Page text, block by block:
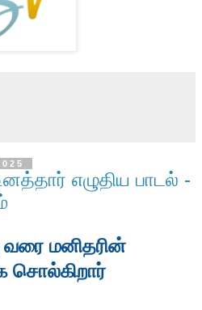
எழுதிய பாடல் -
வரை மனிதரின்
சொல்கிறார்